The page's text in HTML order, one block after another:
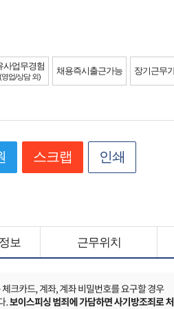
사업무경험
(영업/상담 외)
채용즉시출근가능 장기근무
스크랩 인쇄
보 근무위치